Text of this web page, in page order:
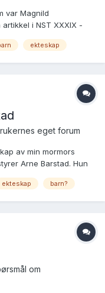
var Magnild
i NST XXXIX -
side 10:ekteskap
eget forum
av min mormors
Arne Barstad. Hun
Arnesdatter Barstad,
ekteskap barn?
om